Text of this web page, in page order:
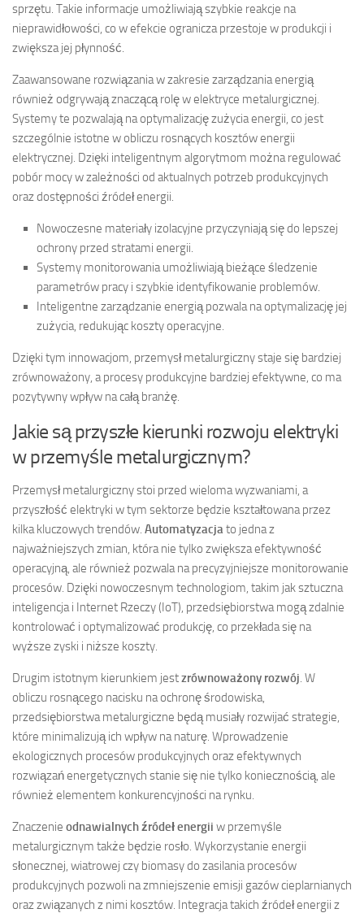
sprzętu. Takie informacje umożliwiają szybkie reakcje na
nieprawidłowości, co w efekcie ogranicza przestoje w produkcji i
zwiększa jej płynność.
Zaawansowane rozwiązania w zakresie zarządzania energią
również odgrywają znaczącą rolę w elektryce metalurgicznej.
Systemy te pozwalają na optymalizację zużycia energii, co jest
szczególnie istotne w obliczu rosnących kosztów energii
elektrycznej. Dzięki inteligentnym algorytmom można regulować
pobór mocy w zależności od aktualnych potrzeb produkcyjnych
oraz dostępności źródeł energii.
Nowoczesne materiały izolacyjne przyczyniają się do lepszej
ochrony przed stratami energii.
Systemy monitorowania umożliwiają bieżące śledzenie
parametrów pracy i szybkie identyfikowanie problemów.
Inteligentne zarządzanie energią pozwala na optymalizację jej
zużycia, redukując koszty operacyjne.
Dzięki tym innowacjom, przemysł metalurgiczny staje się bardziej
zrównoważony, a procesy produkcyjne bardziej efektywne, co ma
pozytywny wpływ na całą branżę.
Jakie są przyszłe kierunki rozwoju elektryki
w przemyśle metalurgicznym?
Przemysł metalurgiczny stoi przed wieloma wyzwaniami, a
przyszłość elektryki w tym sektorze będzie kształtowana przez
kilka kluczowych trendów. Automatyzacjato jedna z
najważniejszych zmian, która nie tylko zwiększa efektywność
operacyjną, ale również pozwala na precyzyjniejsze monitorowanie
procesów. Dzięki nowoczesnym technologiom, takim jak sztuczna
inteligencja i Internet Rzeczy (IoT), przedsiębiorstwa mogą zdalnie
kontrolować i optymalizować produkcję, co przekłada się na
wyższe zyski i niższe koszty.
Drugim istotnym kierunkiem jestzrównoważony rozwój. W
obliczu rosnącego nacisku na ochronę środowiska,
przedsiębiorstwa metalurgiczne będą musiały rozwijać strategie,
które minimalizują ich wpływ na naturę. Wprowadzenie
ekologicznych procesów produkcyjnych oraz efektywnych
rozwiązań energetycznych stanie się nie tylko koniecznością, ale
również elementem konkurencyjności na rynku.
Znaczenie odnawialnych źródeł energii w przemyśle
metalurgicznym także będzie rosło. Wykorzystanie energii
słonecznej, wiatrowej czy biomasy do zasilania procesów
produkcyjnych pozwoli na zmniejszenie emisji gazów cieplarnianych
oraz związanych z nimi kosztów. Integracja takich źródeł energii z